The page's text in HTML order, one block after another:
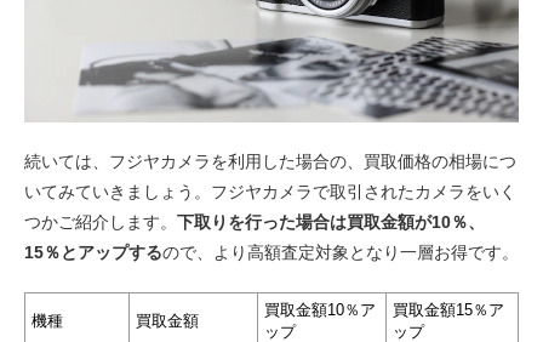
続いては、フジヤカメラを利用した場合の、買取価格の相場につ
いてみていきましょう。フジヤカメラで取引されたカメラをいく
つかご紹介します。 下取りを行った場合は買取金額が10％、
15％とアップするので、より高額査定対象となり一層お得です。
機種 買取金額
買取金額10％ア
ップ
買取金額15％ア
ップ